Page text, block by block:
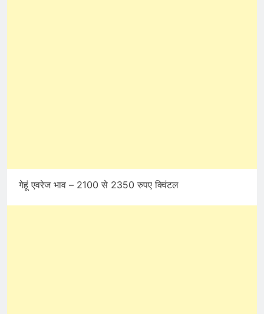
गेहूं एवरेज भाव – 2100 से 2350 रुपए क्विंटल